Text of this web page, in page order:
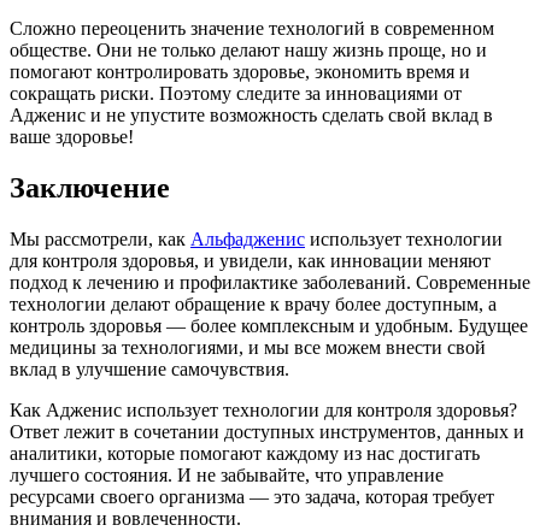
Сложно переоценить значение технологий в современном
обществе. Они не только делают нашу жизнь проще, но и
помогают контролировать здоровье, экономить время и
сокращать риски. Поэтому следите за инновациями от
Адженис и не упустите возможность сделать свой вклад в
ваше здоровье!
Заключение
Мы рассмотрели, как Альфадженис использует технологии
для контроля здоровья, и увидели, как инновации меняют
подход к лечению и профилактике заболеваний. Современные
технологии делают обращение к врачу более доступным, а
контроль здоровья — более комплексным и удобным. Будущее
медицины за технологиями, и мы все можем внести свой
вклад в улучшение самочувствия.
Как Адженис использует технологии для контроля здоровья?
Ответ лежит в сочетании доступных инструментов, данных и
аналитики, которые помогают каждому из нас достигать
лучшего состояния. И не забывайте, что управление
ресурсами своего организма — это задача, которая требует
внимания и вовлеченности.